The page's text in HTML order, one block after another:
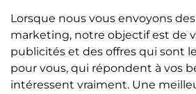
Lorsque nous vous envoyons
marketing, notre objectif est de
publicités et des offres qui sont
pour vous, qui répondent à vos
intéressent vraiment. Une